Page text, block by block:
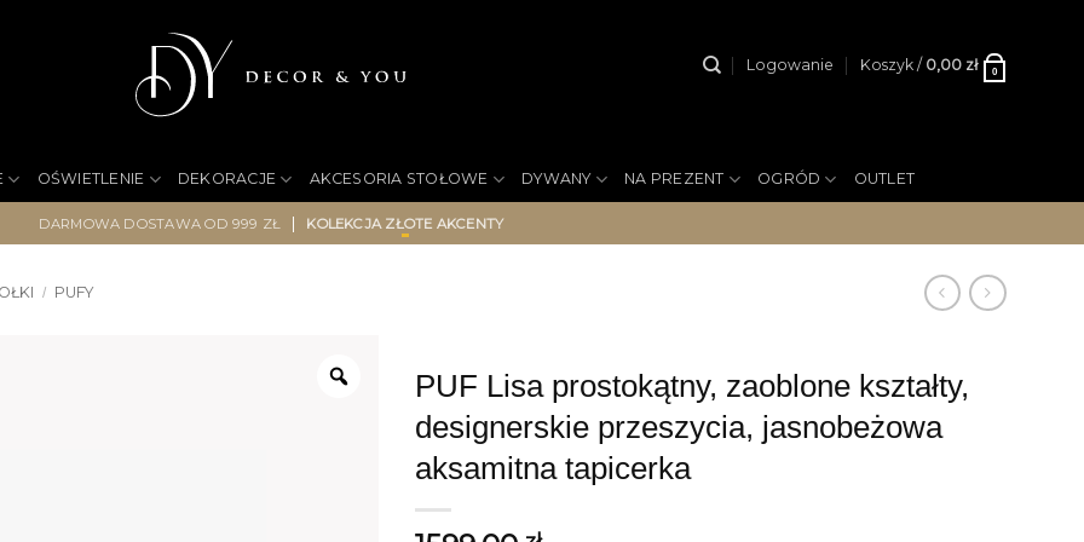
Logowanie Koszyk / 0,00 zł 0
OŚWIETLENIE DEKORACJE AKCESORIA STOŁOWE DYWANY NA PREZENT OGRÓD OUTLET
DARMOWA DOSTAWA OD 999 ZŁ | KOLEKCJA ZŁOTE AKCENTY
/ PUFY
PUF Lisa prostokątny, zaoblone kształty,
designerskie przeszycia, jasnobeżowa
aksamitna tapicerka